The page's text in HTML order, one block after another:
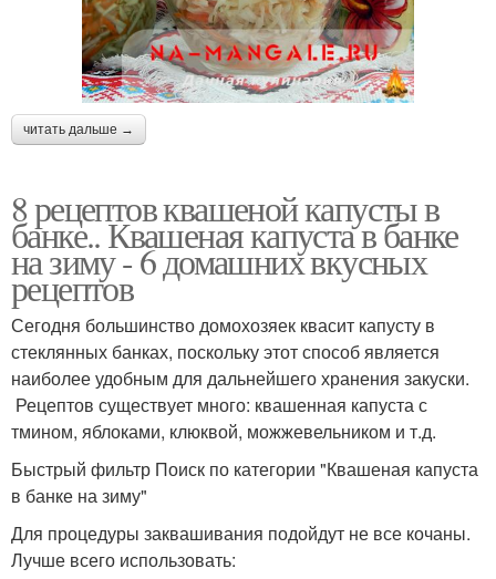
читать дальше →
8 рецептов квашеной капусты в
банке.. Квашеная капуста в банке
на зиму - 6 домашних вкусных
рецептов
Сегодня большинство домохозяек квасит капусту в
стеклянных банках, поскольку этот способ является
наиболее удобным для дальнейшего хранения закуски.
Рецептов существует много: квашенная капуста с
тмином, яблоками, клюквой, можжевельником и т.д.
Быстрый фильтр Поиск по категории "Квашеная капуста
в банке на зиму"
Для процедуры заквашивания подойдут не все кочаны.
Лучше всего использовать: